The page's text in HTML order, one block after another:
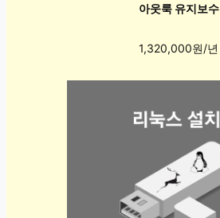
아웃룩 유지보수
1,320,000원/년